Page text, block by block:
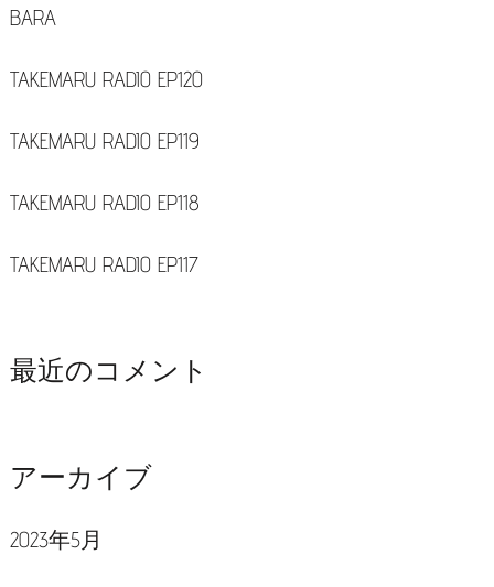
BARA
TAKEMARU RADIO EP120
TAKEMARU RADIO EP119
TAKEMARU RADIO EP118
TAKEMARU RADIO EP117
最近のコメント
アーカイブ
2023年5月